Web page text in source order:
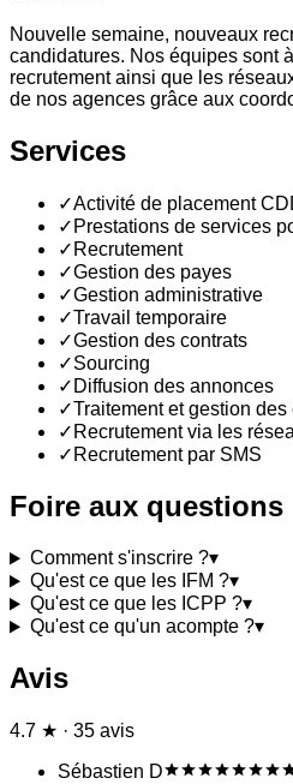
Nouvelle semaine, nouveaux
candidatures. Nos équipes sont
recrutement ainsi que les
de nos agences grâce aux
Services
✓Activité de placement
✓ Prestations de services
✓ Recrutement
✓Gestion des payes
✓Gestion administrative
✓Travail temporaire
✓Gestion des contrats
✓Sourcing
✓ Diffusion des annonces
✓Traitement et gestion
✓ Recrutement via les
✓ Recrutement par SMS
Foire aux questions
Comment s'inscrire ?▾
Qu'est ce que les IFM ?▾
Qu'est ce que les ICPP ?▾
Qu'est ce qu'un acompte ?▾
Avis
4.7 ★ · 35 avis
Sébastien D